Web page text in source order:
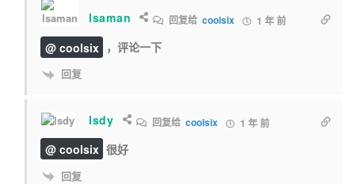
lsaman 回复给coolsix 1 年 前
@ coolsix ，评论一下
回复
lsdy 回复给 coolsix 1 年 前
@ coolsix 很好
回复